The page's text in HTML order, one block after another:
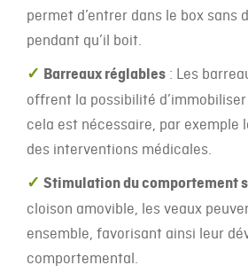
permet d’entrer dans le box sans
pendant qu’il boit.
✓ Barreaux réglables : Les
offrent la possibilité
cela est nécessaire, par exemple
des interventions médicales.
✓ Stimulation du comportement
cloison amovible, les veaux
ensemble, favorisant ainsi leur
comportemental.